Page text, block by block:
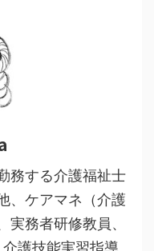
務する介護福祉士
、ケアマネ（介護
務者研修教員、
護技能実習指導